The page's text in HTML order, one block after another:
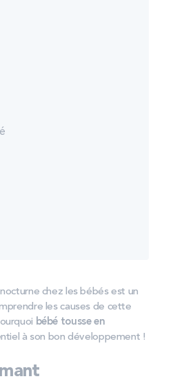
chez les bébés est un
les causes de cette
bébé tousse en
à son bon développement !